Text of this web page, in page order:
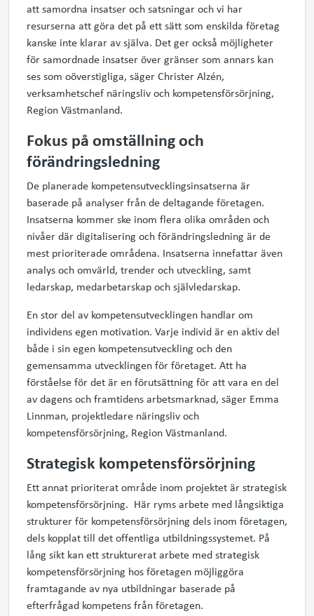
att samordna insatser och satsningar och vi har
resurserna att göra det på ett sätt som enskilda företag
kanske inte klarar av själva. Det ger också möjligheter
för samordnade insatser över gränser som annars kan
ses som oöverstigliga, säger Christer Alzén,
verksamhetschef näringsliv och kompetensförsörjning,
Region Västmanland.
Fokus på omställning och
förändringsledning
De planerade kompetensutvecklingsinsatserna är
baserade på analyser från de deltagande företagen.
Insatserna kommer ske inom flera olika områden och
nivåer där digitalisering och förändringsledning är de
mest prioriterade områdena. Insatserna innefattar även
analys och omvärld, trender och utveckling, samt
ledarskap, medarbetarskap och självledarskap.
En stor del av kompetensutvecklingen handlar om
individens egen motivation. Varje individ är en aktiv del
både i sin egen kompetensutveckling och den
gemensamma utvecklingen för företaget. Att ha
förståelse för det är en förutsättning för att vara en del
av dagens och framtidens arbetsmarknad, säger Emma
Linnman, projektledare näringsliv och
kompetensförsörjning, Region Västmanland.
Strategisk kompetensförsörjning
Ett annat prioriterat område inom projektet är strategisk
kompetensförsörjning. Här ryms arbete med långsiktiga
strukturer för kompetensförsörjning dels inom företagen,
dels kopplat till det offentliga utbildningssystemet. På
lång sikt kan ett strukturerat arbete med strategisk
kompetensförsörjning hos företagen möjliggöra
framtagande av nya utbildningar baserade på
efterfrågad kompetens från företagen.